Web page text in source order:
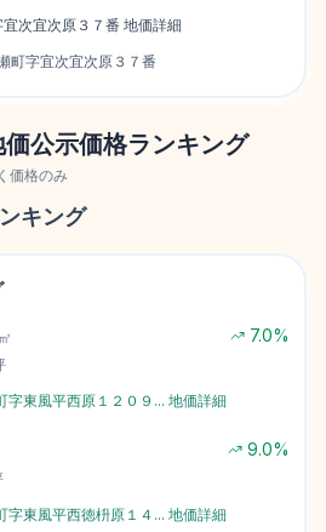
次宜次原３７番 地価詳細
町字宜次宜次原３７番
価公示価格ランキング
価格のみ
キング
7.0%
字東風平西原１２０９ ... 地価詳細
9.0%
字東風平西徳枡原１４... 地価詳細